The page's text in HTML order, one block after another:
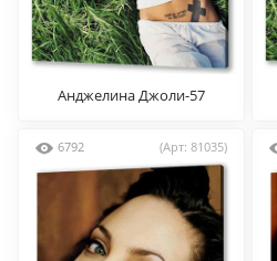
Анджелина Джоли-57
6792 (Арт: 81035)